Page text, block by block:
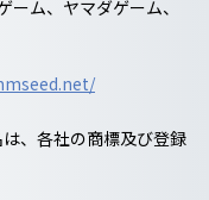
ム、ヤマダゲーム、
、各社の商標及び登録